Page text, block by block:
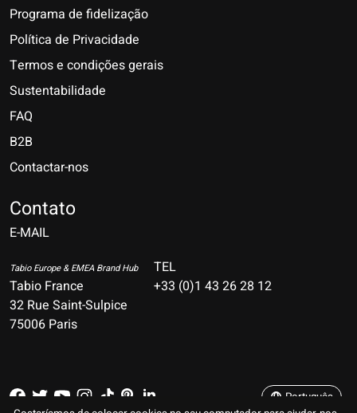
Programa de fidelização
Política de Privacidade
Termos e condições gerais
Sustentabilidade
FAQ
B2B
Contactar-nos
Contato
E-MAIL
Tabio Europe & EMEA Brand Hub
Tabio France
32 Rue Saint-Sulpice
75006 Paris
TEL
+33 (0)1 43 26 28 12
Português
Español